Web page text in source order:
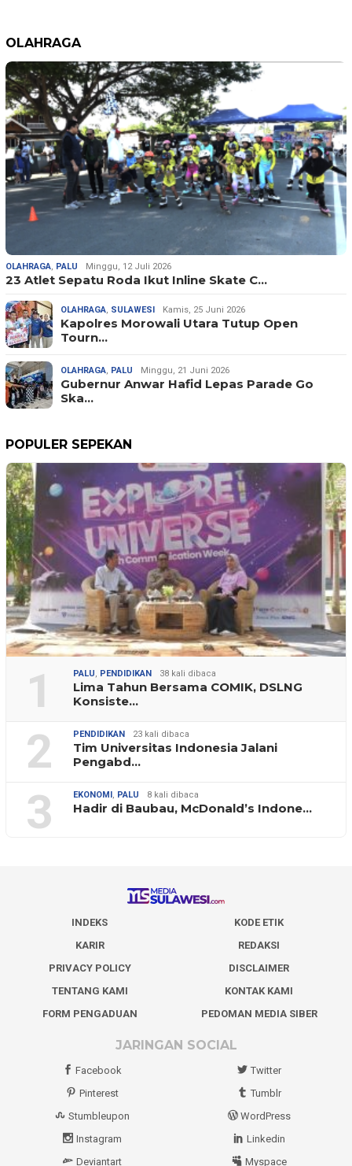
OLAHRAGA
OLAHRAGA, PALU Minggu, 12 Juli 2026
23 Atlet Sepatu Roda Ikut Inline Skate C…
OLAHRAGA, SULAWESI Kamis, 25 Juni 2026
Kapolres Morowali Utara Tutup Open
Tourn…
OLAHRAGA, PALU Minggu, 21 Juni 2026
Gubernur Anwar Hafid Lepas Parade Go
Ska…
POPULER SEPEKAN
1 PALU, PENDIDIKAN 38 kali dibaca
Lima Tahun Bersama COMIK, DSLNG
Konsiste…
2 PENDIDIKAN 23 kali dibaca
Tim Universitas Indonesia Jalani
Pengabd…
3 EKONOMI, PALU 8 kali dibaca
Hadir di Baubau, McDonald’s Indone…
INDEKS
KODE ETIK
KARIR
REDAKSI
PRIVACY POLICY
DISCLAIMER
TENTANG KAMI
KONTAK KAMI
FORM PENGADUAN
PEDOMAN MEDIA SIBER
JARINGAN SOCIAL
Facebook
Twitter
Pinterest
Tumblr
Stumbleupon
WordPress
Instagram
Linkedin
Deviantart
Myspace